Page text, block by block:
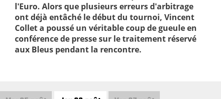
l'Euro. Alors que plusieurs erreurs d'arbitrage
ont déjà entâché le début du tournoi, Vincent
Collet a poussé un véritable coup de gueule en
conférence de presse sur le traitement réservé
aux Bleus pendant la rencontre.